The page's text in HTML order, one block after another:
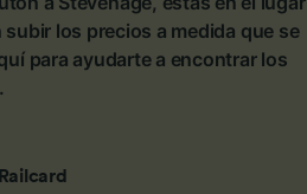
los precios a medida que se
para ayudarte a encontrar los